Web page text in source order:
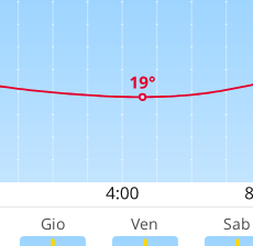
Gio Ven Sab